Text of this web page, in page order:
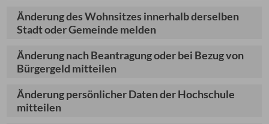
Änderung des Wohnsitzes innerhalb derselben
Stadt oder Gemeinde melden
Änderung nach Beantragung oder bei Bezug von
Bürgergeld mitteilen
Änderung persönlicher Daten der Hochschule
mitteilen